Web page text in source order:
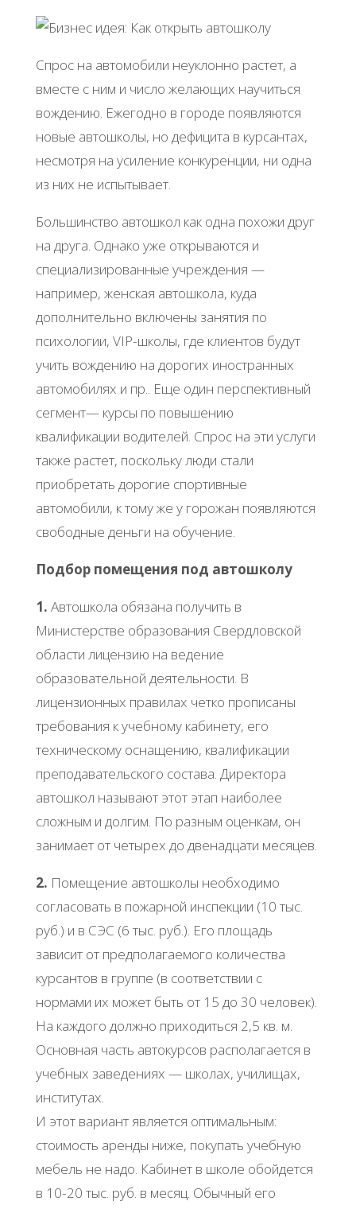
Спрос на автомобили неуклонно растет, а
вместе с ним и число желающих научиться
вождению. Ежегодно в городе появляются
новые автошколы, но дефицита в курсантах,
несмотря на усиление конкуренции, ни одна
из них не испытывает.
Большинство автошкол как одна похожи друг
на друга. Однако уже открываются и
специализированные учреждения —
например, женская автошкола, куда
дополнительно включены занятия по
психологии, VIP-школы, где клиентов будут
учить вождению на дорогих иностранных
автомобилях и пр.. Еще один перспективный
сегмент— курсы по повышению
квалификации водителей. Спрос на эти услуги
также растет, поскольку люди стали
приобретать дорогие спортивные
автомобили, к тому же у горожан появляются
свободные деньги на обучение.
Подбор помещения под автошколу
1. Автошкола обязана получить в
Министерстве образования Свердловской
области лицензию на ведение
образовательной деятельности. В
лицензионных правилах четко прописаны
требования к учебному кабинету, его
техническому оснащению, квалификации
преподавательского состава. Директора
автошкол называют этот этап наиболее
сложным и долгим. По разным оценкам, он
занимает от четырех до двенадцати месяцев.
2. Помещение автошколы необходимо
согласовать в пожарной инспекции (10 тыс.
руб.) и в СЭС (6 тыс. руб.). Его площадь
зависит от предполагаемого количества
курсантов в группе (в соответствии с
нормами их может быть от 15 до 30 человек).
На каждого должно приходиться 2,5 кв. м.
Основная часть автокурсов располагается в
учебных заведениях — школах, училищах,
институтах.
И этот вариант является оптимальным:
стоимость аренды ниже, покупать учебную
мебель не надо. Кабинет в школе обойдется
в 10-20 тыс. руб. в месяц. Обычный его